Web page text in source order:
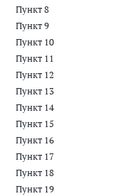
Пункт 8
Пункт 9
Пункт 10
Пункт 11
Пункт 12
Пункт 13
Пункт 14
Пункт 15
Пункт 16
Пункт 17
Пункт 18
Пункт 19